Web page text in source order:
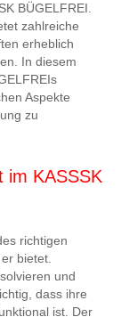
BÜGELFREI.
zahlreiche
erheblich
In diesem
Aspekte
zu
im KASSSK
richtigen
bietet.
und
dass ihre
ist. Der